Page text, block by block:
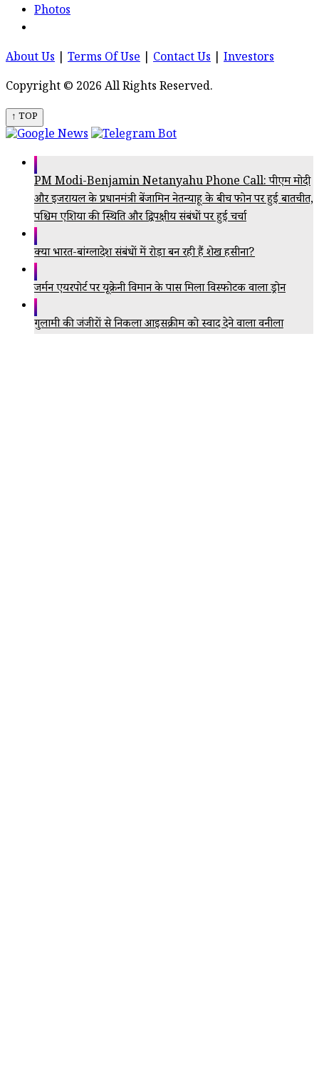
Photos
About Us Terms Of Use Contact Us
Investors
Copyright © 2026 All Rights Reserved.
↑ TOP
PM Modi-Benjamin Netanyahu Phone Call: पीएम मोदी
और इजरायल के प्रधानमंत्री बेंजामिन नेतन्याहू के बीच फोन पर हुई बातचीत,
पश्चिम एशिया की स्थिति और द्विपक्षीय संबंधों पर हुई चर्चा
क्या भारत-बांग्लादेश संबंधों में रोड़ा बन रही हैं शेख हसीना?
जर्मन एयरपोर्ट पर यूक्रेनी विमान के पास मिला विस्फोटक वाला ड्रोन
गुलामी की जंजीरों से निकला आइसक्रीम को स्वाद देने वाला वनीला